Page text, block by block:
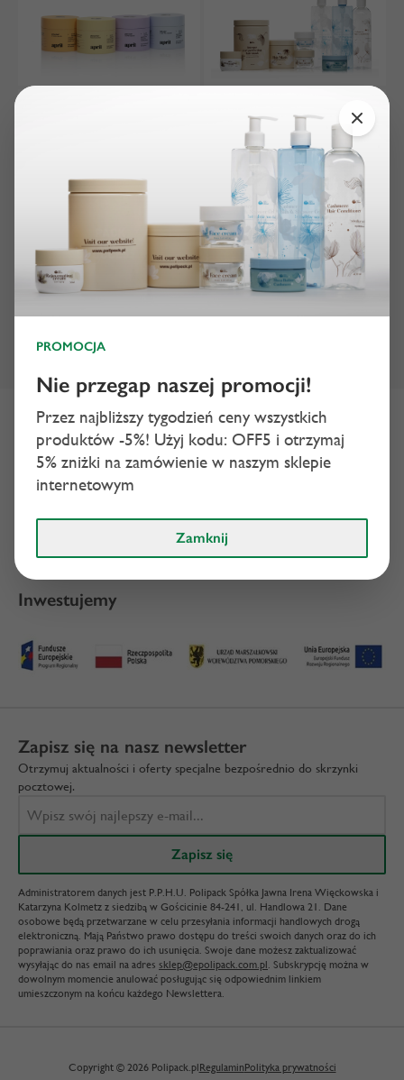
Certyfikaty
Inwestujemy
Zapisz się na nasz newsletter
Otrzymuj aktualności i oferty specjalne bezpośrednio do skrzynki
pocztowej.
Administratorem danych jest P.P.H.U. Polipack Spółka Jawna Irena Więckowska i
Katarzyna Kolmetz z siedzibą w Gościcinie 84-241, ul. Handlowa 21. Dane
osobowe będą przetwarzane w celu przesyłania informacji handlowych drogą
elektroniczną. Mają Państwo prawo dostępu do treści swoich danych oraz do ich
poprawiania oraz prawo do ich usunięcia. Swoje dane możesz zaktualizować
wysyłając do nas email na adres sklep@epolipack.com.pl. Subskrypcję można w
dowolnym momencie anulować posługując się odpowiednim linkiem
umieszczonym na końcu każdego Newslettera.
Copyright © 2026 Polipack.plRegulaminPolityka prywatności
PROMOCJA
Nie przegap naszej promocji!
Przez najbliższy tygodzień ceny wszystkich
produktów -5%! Użyj kodu: OFF5 i otrzymaj
5% zniżki na zamówienie w naszym sklepie
internetowym
Zamknij